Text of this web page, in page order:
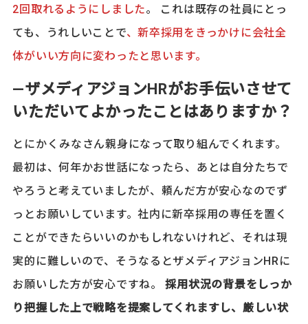
2回取れるようにしました。 これは既存の社員にとっ
ても、うれしいことで、新卒採用をきっかけに会社全
体がいい方向に変わったと思います。
―ザメディアジョンHRがお手伝いさせて
いただいてよかったことはありますか？
とにかくみなさん親身になって取り組んでくれます。
最初は、何年かお世話になったら、あとは自分たちで
やろうと考えていましたが、頼んだ方が安心なのでず
っとお願いしています。社内に新卒採用の専任を置く
ことができたらいいのかもしれないけれど、それは現
実的に難しいので、そうなるとザメディアジョンHRに
お願いした方が安心ですね。採用状況の背景をしっか
り把握した上で戦略を提案してくれますし、厳しい状